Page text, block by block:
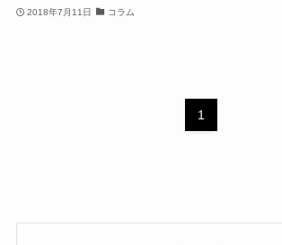
2018年7月11日 コラム
1